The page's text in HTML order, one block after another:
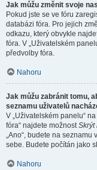
Jak můžu změnit svoje
Pokud jste se ve fóru
databázi fóra. Pro jejich
odkazu, který obvykle
fóra. V „Uživatelském
předvolby fóra.
Nahoru
Jak můžu zabránit tomu,
seznamu uživatelů
V „Uživatelském panelu“
fóra“ najdete možnostSkrýt
„Ano“, budete na
sebe. Budete počítán jako
Nahoru